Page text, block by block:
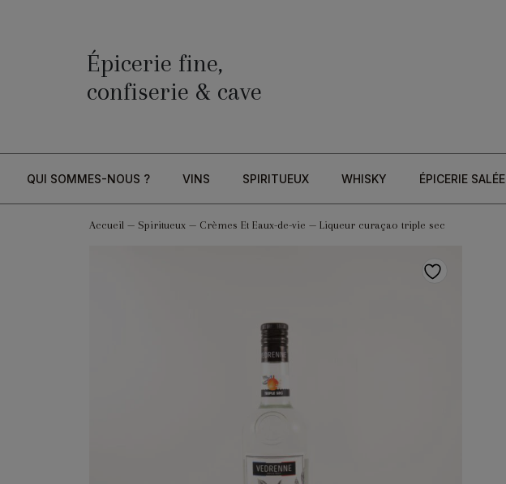
Épicerie fine,
confiserie & cave
QUI SOMMES-NOUS ? VINS SPIRITUEUX WHISKY ÉPICERIE SALÉE
Accueil— Spiritueux— Crèmes Et Eaux-de-vie — Liqueur curaçao triple sec